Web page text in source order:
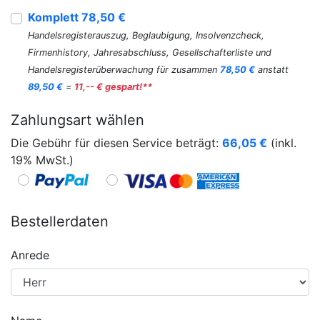
Komplett 78,50 €
Handelsregisterauszug, Beglaubigung, Insolvenzcheck,
Firmenhistory, Jahresabschluss, Gesellschafterliste und
Handelsregisterüberwachung für zusammen 78,50 € anstatt
89,50 € = 11,-- € gespart!**
Zahlungsart wählen
Die Gebühr für diesen Service beträgt: 66,05 € (inkl.
19% MwSt.)
Bestellerdaten
Anrede